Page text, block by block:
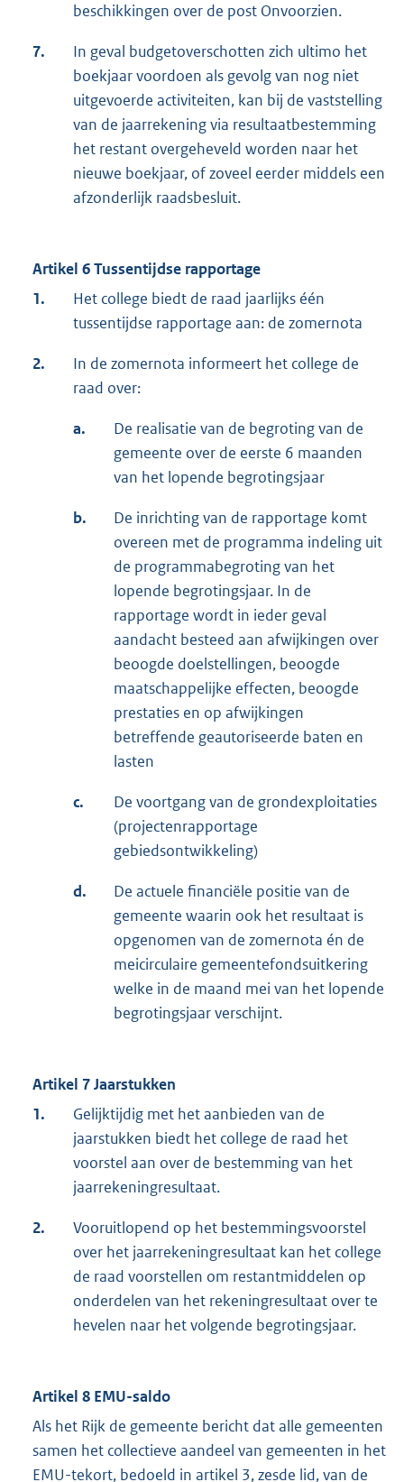
beschikkingen over de post Onvoorzien.
7.
In geval budgetoverschotten zich ultimo het
boekjaar voordoen als gevolg van nog niet
uitgevoerde activiteiten, kan bij de vaststelling
van de jaarrekening via resultaatbestemming
het restant overgeheveld worden naar het
nieuwe boekjaar, of zoveel eerder middels een
afzonderlijk raadsbesluit.
Artikel 6 Tussentijdse rapportage
1.
Het college biedt de raad jaarlijks één
tussentijdse rapportage aan: de zomernota
2.
In de zomernota informeert het college de
raad over:
a.
De realisatie van de begroting van de
gemeente over de eerste 6 maanden
van het lopende begrotingsjaar
b.
De inrichting van de rapportage komt
overeen met de programma indeling uit
de programmabegroting van het
lopende begrotingsjaar. In de
rapportage wordt in ieder geval
aandacht besteed aan afwijkingen over
beoogde doelstellingen, beoogde
maatschappelijke effecten, beoogde
prestaties en op afwijkingen
betreffende geautoriseerde baten en
lasten
c.
De voortgang van de grondexploitaties
(projectenrapportage
gebiedsontwikkeling)
d.
De actuele financiële positie van de
gemeente waarin ook het resultaat is
opgenomen van de zomernota én de
meicirculaire gemeentefondsuitkering
welke in de maand mei van het lopende
begrotingsjaar verschijnt.
Artikel 7 Jaarstukken
1.
Gelijktijdig met het aanbieden van de
jaarstukken biedt het college de raad het
voorstel aan over de bestemming van het
jaarrekeningresultaat.
2.
Vooruitlopend op het bestemmingsvoorstel
over het jaarrekeningresultaat kan het college
de raad voorstellen om restantmiddelen op
onderdelen van het rekeningresultaat over te
hevelen naar het volgende begrotingsjaar.
Artikel 8 EMU-saldo
Als het Rijk de gemeente bericht dat alle gemeenten
samen het collectieve aandeel van gemeenten in het
EMU-tekort, bedoeld in artikel 3, zesde lid, van de